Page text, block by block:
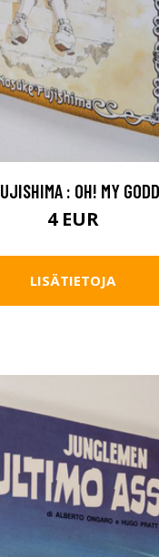
: OH! MY
4 EUR
LISÄTIETOJA